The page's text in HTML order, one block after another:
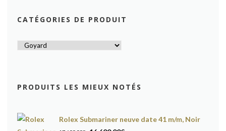
CATÉGORIES DE PRODUIT
PRODUITS LES MIEUX NOTÉS
Rolex Submariner neuve date 41 m/m, Noir